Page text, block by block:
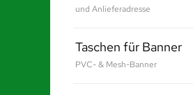
und Anlieferadresse
Taschen für Banner
PVC- & Mesh-Banner